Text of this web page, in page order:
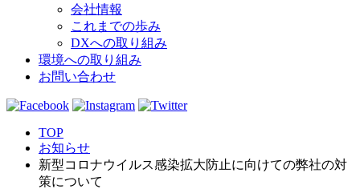
会社情報
これまでの歩み
DXへの取り組み
環境への取り組み
お問い合わせ
TOP
お知らせ
新型コロナウイルス感染拡大防止に向けての弊社の対
策について